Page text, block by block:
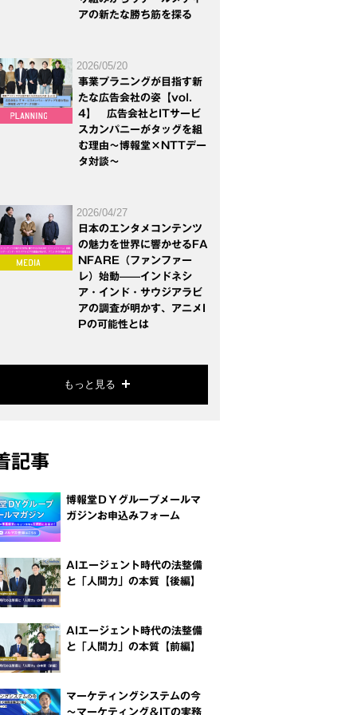
アの新たな勝ち筋を探る
2026/05/20
事業プラニングが目指す新
たな広告会社の姿【vol.
4】 広告会社とITサービ
スカンパニーがタッグを組
む理由～博報堂×NTTデー
タ対談～
2026/04/27
日本のエンタメコンテンツ
の魅力を世界に響かせるFA
NFARE（ファンファー
レ）始動——インドネシ
ア・インド・サウジアラビ
アの調査が明かす、アニメI
Pの可能性とは
もっと見る
記事
博報堂ＤＹグループメールマ
ガジンお申込みフォーム
AIエージェント時代の法整備
と「人間力」の本質【後編】
AIエージェント時代の法整備
と「人間力」の本質【前編】
マーケティングシステムの今
～マーケティング＆ITの実務